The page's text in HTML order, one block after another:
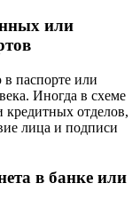
или
паспорте или
Иногда в схеме
кредитных отделов,
лица и подписи
в банке или